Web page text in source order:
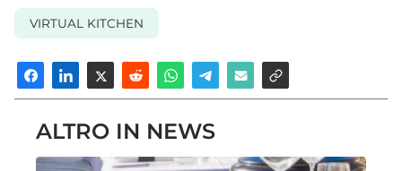
VIRTUAL KITCHEN
ALTRO IN NEWS